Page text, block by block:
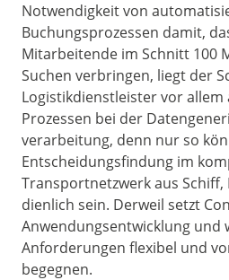
Notwendigkeit von
Buchungsprozessen damit,
Mitarbeitende im Schnitt 100
Suchen verbringen, liegt der
Logistikdienstleister vor
Prozessen bei der
verarbeitung, denn nur so
Entscheidungsfindung im
Transportnetzwerk aus Schiff,
dienlich sein. Derweil setzt
Anwendungsentwicklung und
Anforderungen flexibel und
begegnen.